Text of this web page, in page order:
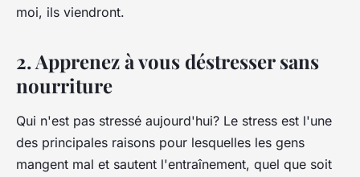
moi, ils viendront.
2. Apprenez à vous déstresser sans
nourriture
Qui n'est pas stressé aujourd'hui? Le stress est l'une
des principales raisons pour lesquelles les gens
mangent mal et sautent l'entraînement, quel que soit